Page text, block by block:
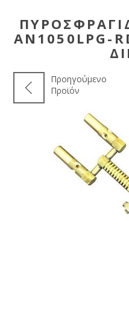
AN1050LPG-
Προηγούμενο
Προϊόν